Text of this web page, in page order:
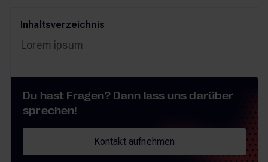
Inhaltsverzeichnis
Lorem ipsum
Du hast Fragen? Dann lass uns darüber
sprechen!
Kontakt aufnehmen